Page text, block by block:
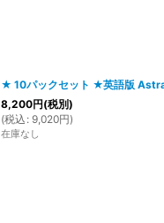
★ 10パックセット ★英語版
8,200円(税別)
(税込 : 9,020円)
在庫なし